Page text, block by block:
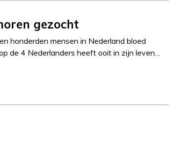
gezocht
honderden mensen in Nederland bloed
de 4 Nederlanders heeft ooit in zijn leven…